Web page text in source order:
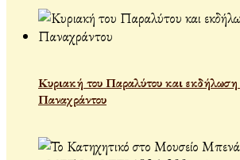
Κυριακή του Παραλύτου και
Παναχράντου